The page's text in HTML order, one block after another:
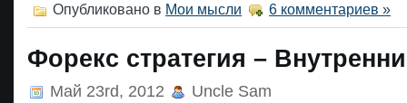
Опубликовано в Мои мысли 6 комментариев »
Форекс стратегия –
Май 23rd, 2012 Uncle Sam